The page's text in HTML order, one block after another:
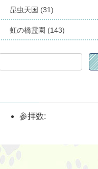
昆虫天国 (31)
虹の橋霊園 (143)
参拝数: